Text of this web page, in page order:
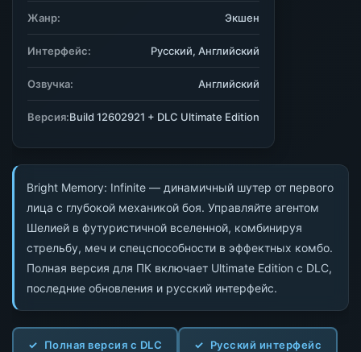
Bright Memory: Infinite — динамичный шутер от первого
лица с глубокой механикой боя. Управляйте агентом
Шелией в футуристичной вселенной, комбинируя
стрельбу, меч и спецспособности в эффектных комбо.
Полная версия для ПК включает Ultimate Edition с DLC,
последние обновления и русский интерфейс.
Полная версия с DLC Русский интерфейс
Жанр: Экшен
Интерфейс: Русский, Английский
Озвучка: Английский
Версия:Build 12602921 + DLC Ultimate Edition